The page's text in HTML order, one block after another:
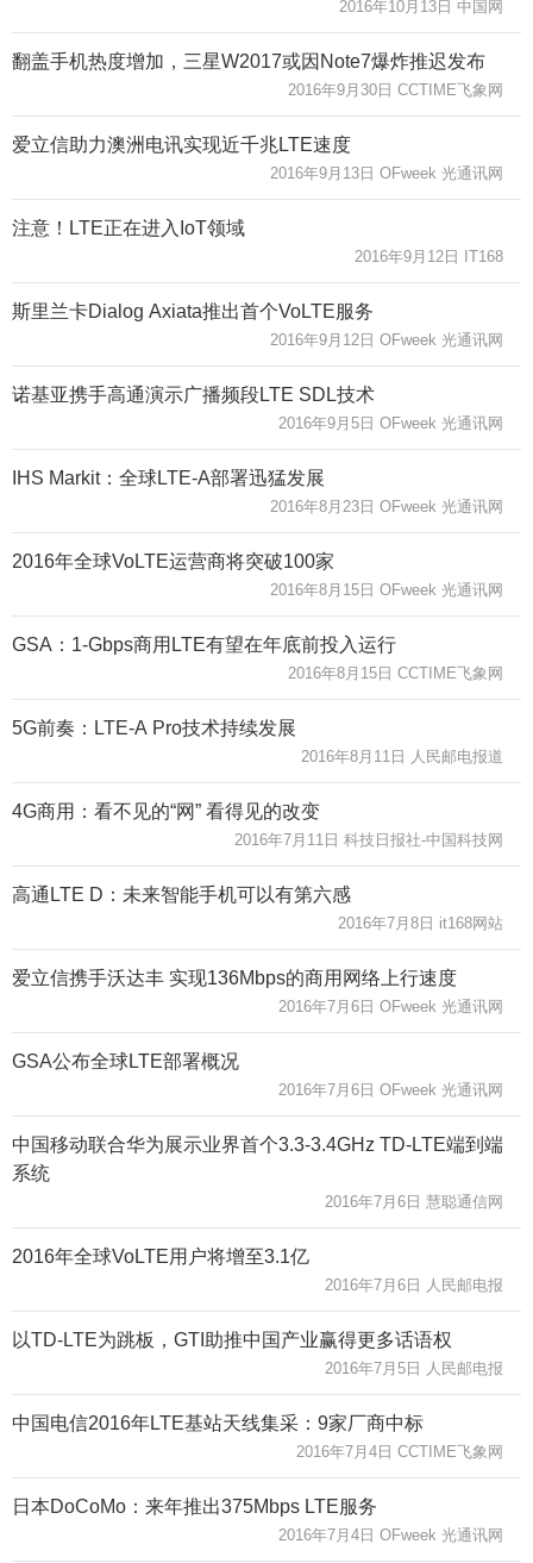
2016年10月13日 中国网
翻盖手机热度增加，三星W2017或因Note7爆炸推迟发布
2016年9月30日 CCTIME飞象网
爱立信助力澳洲电讯实现近千兆LTE速度
2016年9月13日 OFweek 光通讯网
注意！LTE正在进入IoT领域
2016年9月12日 IT168
斯里兰卡Dialog Axiata推出首个VoLTE服务
2016年9月12日 OFweek 光通讯网
诺基亚携手高通演示广播频段LTE SDL技术
2016年9月5日 OFweek 光通讯网
IHS Markit：全球LTE-A部署迅猛发展
2016年8月23日 OFweek 光通讯网
2016年全球VoLTE运营商将突破100家
2016年8月15日 OFweek 光通讯网
GSA：1-Gbps商用LTE有望在年底前投入运行
2016年8月15日 CCTIME飞象网
5G前奏：LTE-A Pro技术持续发展
2016年8月11日 人民邮电报道
4G商用：看不见的“网” 看得见的改变
2016年7月11日 科技日报社-中国科技网
高通LTE D：未来智能手机可以有第六感
2016年7月8日 it168网站
爱立信携手沃达丰 实现136Mbps的商用网络上行速度
2016年7月6日 OFweek 光通讯网
GSA公布全球LTE部署概况
2016年7月6日 OFweek 光通讯网
中国移动联合华为展示业界首个3.3-3.4GHz TD-LTE端到端
系统
2016年7月6日 慧聪通信网
2016年全球VoLTE用户将增至3.1亿
2016年7月6日 人民邮电报
以TD-LTE为跳板，GTI助推中国产业赢得更多话语权
2016年7月5日 人民邮电报
中国电信2016年LTE基站天线集采：9家厂商中标
2016年7月4日 CCTIME飞象网
日本DoCoMo：来年推出375Mbps LTE服务
2016年7月4日 OFweek 光通讯网